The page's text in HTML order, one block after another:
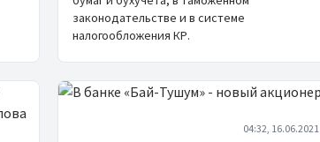
законодательстве и в системе
налогообложения КР.
04:32, 16.06.2021